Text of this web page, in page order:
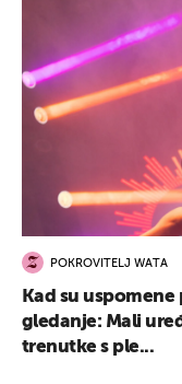
POKROVITELJ WATA
Kad su
gledanje: Mali
trenutke s ple...